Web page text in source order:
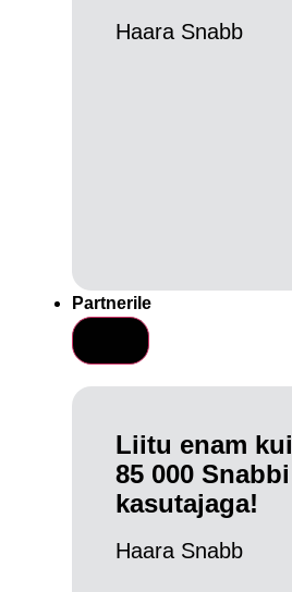
Haara Snabb
Partnerile
Liitu enam kui
85 000 Snabbi
kasutajaga!
Haara Snabb